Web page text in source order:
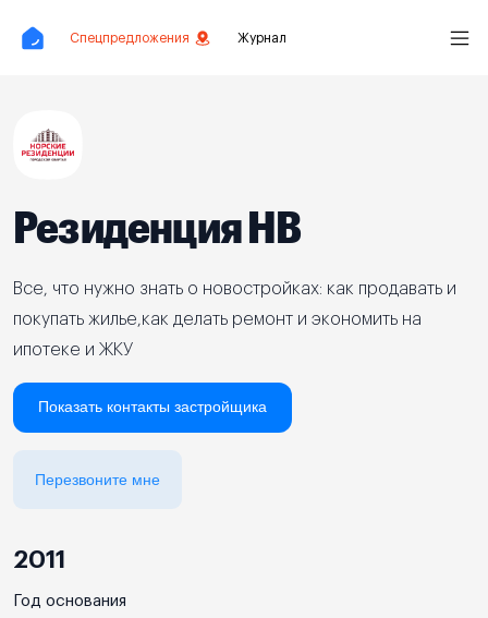
Спецпредложения Журнал
Резиденция НВ
Все, что нужно знать о новостройках: как продавать и
покупать жилье,как делать ремонт и экономить на
ипотеке и ЖКУ
Показать контакты застройщика
Перезвоните мне
2011
Год основания